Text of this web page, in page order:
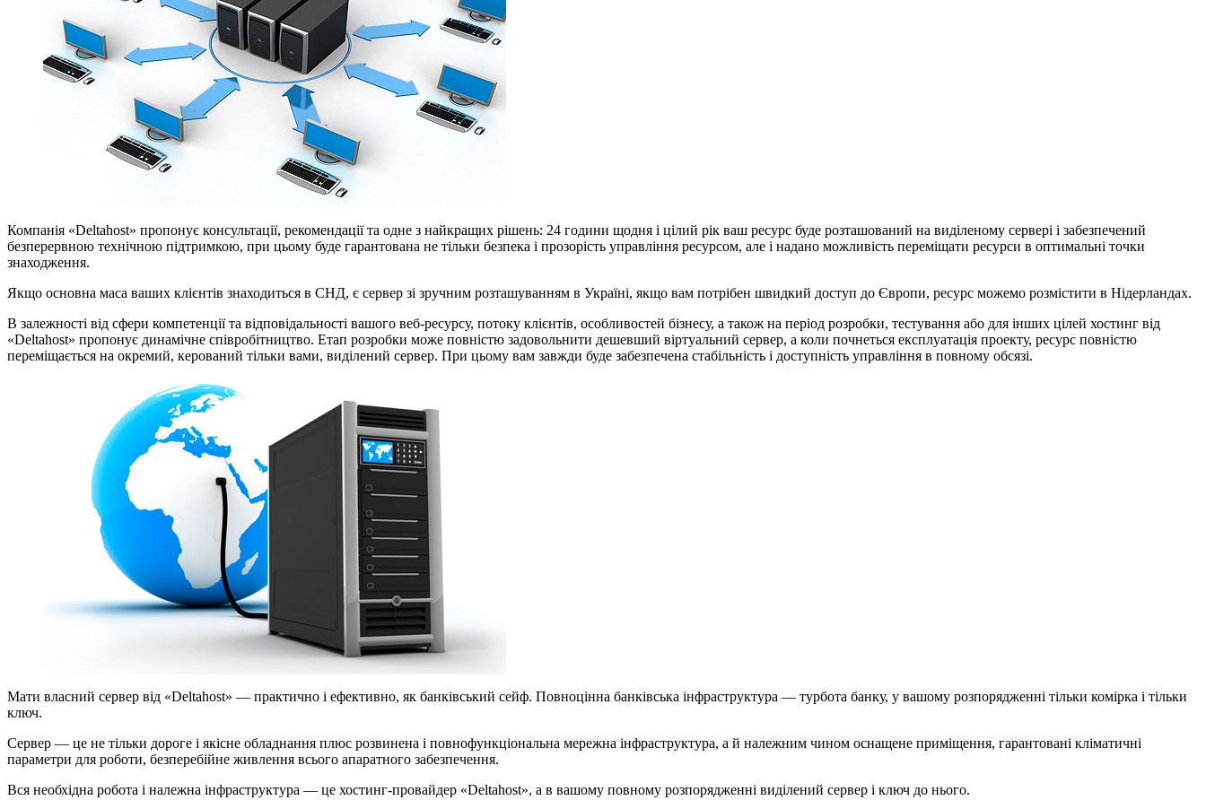
Компанія «Deltahost» пропонує консультації, рекомендації та одне з найкращих рішень: 24 години щодня і цілий рік ваш ресурс буде розташований на виділеному сервері і забезпечений
безперервною технічною підтримкою, при цьому буде гарантована не тільки безпека і прозорість управління ресурсом, але і надано можливість переміщати ресурси в оптимальні точки
знаходження.
Якщо основна маса ваших клієнтів знаходиться в СНД, є сервер зі зручним розташуванням в Україні, якщо вам потрібен швидкий доступ до Європи, ресурс можемо розмістити в Нідерландах.
В залежності від сфери компетенції та відповідальності вашого веб-ресурсу, потоку клієнтів, особливостей бізнесу, а також на період розробки, тестування або для інших цілей хостинг від
«Deltahost» пропонує динамічне співробітництво. Етап розробки може повністю задовольнити дешевший віртуальний сервер, а коли почнеться експлуатація проекту, ресурс повністю
переміщається на окремий, керований тільки вами, виділений сервер. При цьому вам завжди буде забезпечена стабільність і доступність управління в повному обсязі.
Мати власний сервер від «Deltahost» — практично і ефективно, як банківський сейф. Повноцінна банківська інфраструктура — турбота банку, у вашому розпорядженні тільки комірка і тільки
ключ.
Сервер — це не тільки дороге і якісне обладнання плюс розвинена і повнофункціональна мережна інфраструктура, а й належним чином оснащене приміщення, гарантовані кліматичні
параметри для роботи, безперебійне живлення всього апаратного забезпечення.
Вся необхідна робота і належна інфраструктура — це хостинг-провайдер «Deltahost», а в вашому повному розпорядженні виділений сервер і ключ до нього.